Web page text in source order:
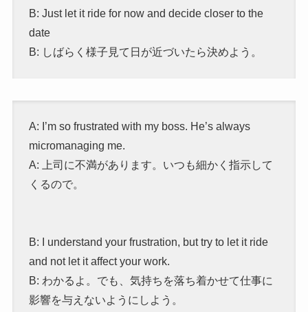
B: Just let it ride for now and decide closer to the
date
B: しばらく様子見て日が近づいたら決めよう。
A: I’m so frustrated with my boss. He’s always
micromanaging me.
A: 上司に不満があります。いつも細かく指示して
くるので。
B: I understand your frustration, but try to let it ride
and not let it affect your work.
B: わかるよ。でも、気持ちを落ち着かせて仕事に
影響を与えないようにしよう。